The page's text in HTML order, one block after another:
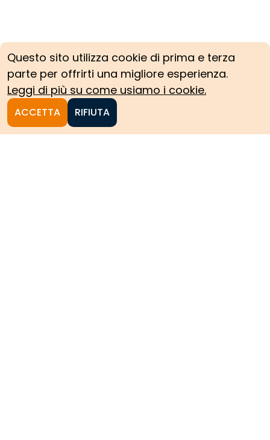
Questo sito utilizza cookie di prima e terza
parte per offrirti una migliore esperienza.
Leggi di più su come usiamo i cookie.
ACCETTA RIFIUTA